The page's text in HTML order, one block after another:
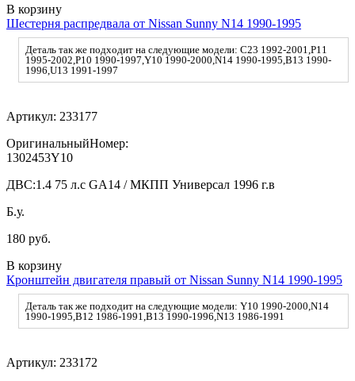
В корзину
Шестерня распредвала от Nissan Sunny N14 1990-1995
Деталь так же подходит на следующие модели: C23 1992-2001,P11
1995-2002,P10 1990-1997,Y10 1990-2000,N14 1990-1995,B13 1990-
1996,U13 1991-1997
Артикул: 233177
ОригинальныйНомер:
1302453Y10
ДВС:1.4 75 л.с GA14 / МКПП Универсал 1996 г.в
Б.у.
180 руб.
В корзину
Кронштейн двигателя правый от Nissan Sunny N14 1990-1995
Деталь так же подходит на следующие модели: Y10 1990-2000,N14
1990-1995,B12 1986-1991,B13 1990-1996,N13 1986-1991
Артикул: 233172